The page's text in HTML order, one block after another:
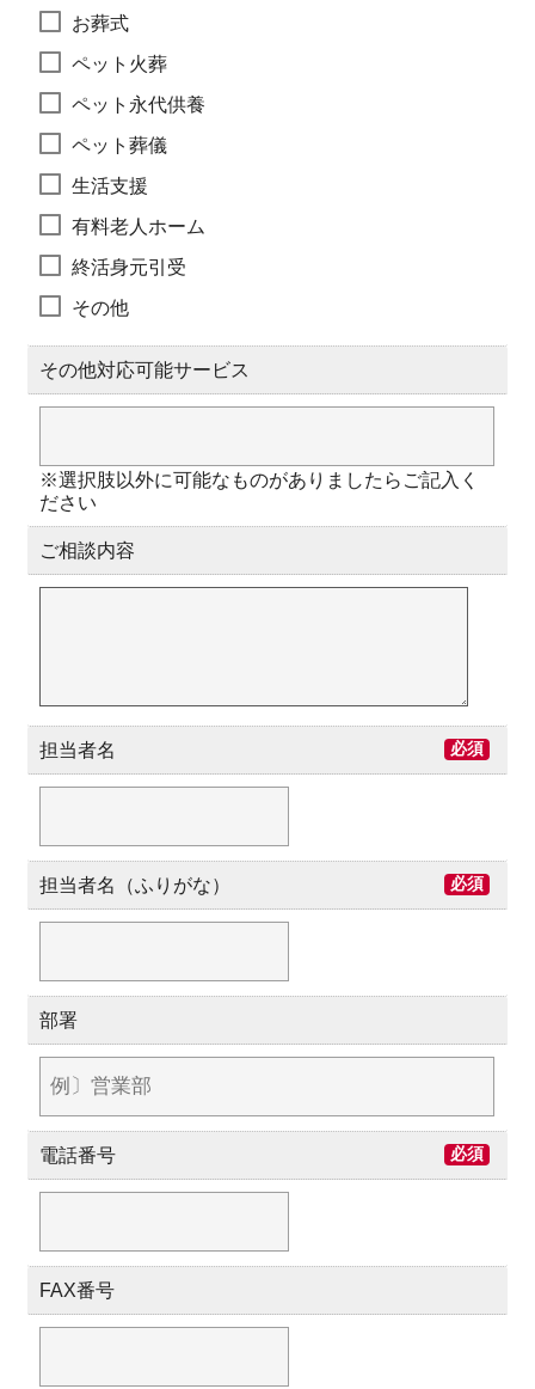
お葬式
ペット火葬
ペット永代供養
ペット葬儀
生活支援
有料老人ホーム
終活身元引受
その他
その他対応可能サービス
※選択肢以外に可能なものがありましたらご記入く
ださい
ご相談内容
担当者名 必須
担当者名（ふりがな） 必須
部署
電話番号 必須
FAX番号